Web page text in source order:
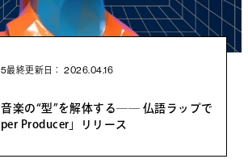
最終更新日： 2026.04.16
楽の“型”を解体する── 仏語ラップで
Producer」リリース